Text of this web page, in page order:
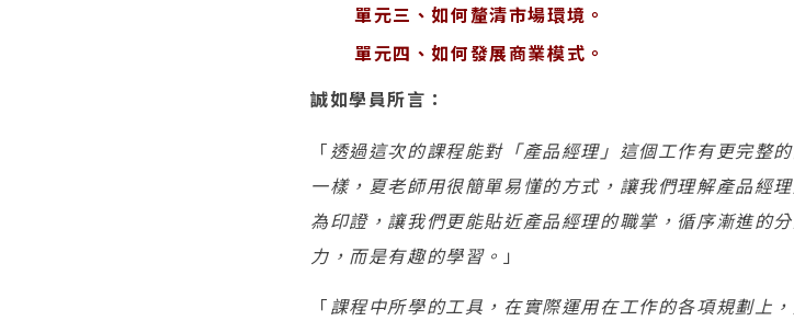
單元三、如何釐清市場環境。
單元四、如何發展商業模式。
誠如學員所言：
「 透過這次的課程能對「產品經理」這個工作有更完整
一樣，夏老師用很簡單易懂的方式，讓我們理解產品經
為印證，讓我們更能貼近產品經理的職掌，循序漸進的
力，而是有趣的學習。 」
「課程中所學的工具，在實際運用在工作的各項規劃上